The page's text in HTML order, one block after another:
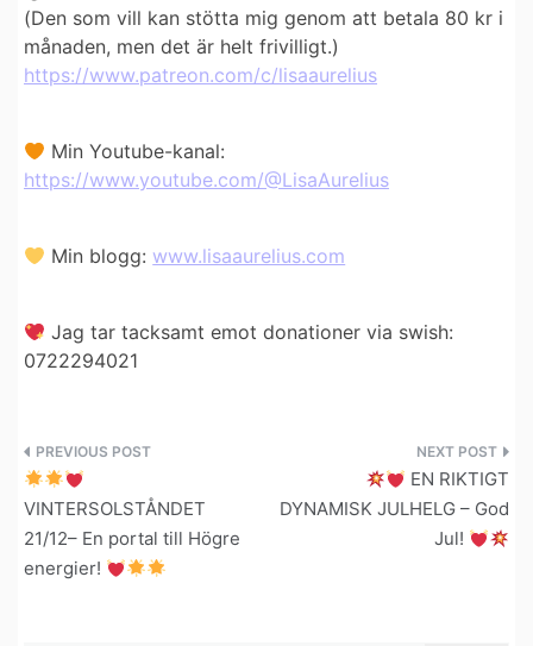
(Den som vill kan stötta mig genom att betala 80 kr i
månaden, men det är helt frivilligt.)
https://www.patreon.com/c/lisaaurelius
Min Youtube-kanal:
https://www.youtube.com/@LisaAurelius
Min blogg: www.lisaaurelius.com
Jag tar tacksamt emot donationer via swish:
0722294021
Inläggsnavigering
VINTERSOLSTÅNDET
21/12– En portal till Högre
energier!
EN RIKTIGT
DYNAMISK JULHELG – God
Jul!